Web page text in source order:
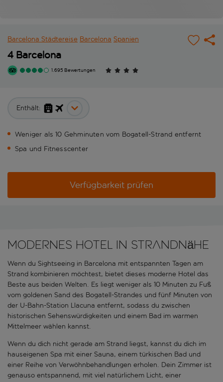
Barcelona Städtereise Barcelona Spanien
4 Barcelona
1.695 Bewertungen
Enthält:
Weniger als 10 Gehminuten vom Bogatell-Strand entfernt
Spa und Fitnesscenter
Verfügbarkeit prüfen
Modernes Hotel in Strandnähe
Wenn du Sightseeing in Barcelona mit entspannten Tagen am
Strand kombinieren möchtest, bietet dieses moderne Hotel das
Beste aus beiden Welten. Es liegt weniger als 10 Minuten zu Fuß
vom goldenen Sand des Bogatell-Strandes und fünf Minuten von
der U-Bahn-Station Llacuna entfernt, sodass du zwischen
historischen Sehenswürdigkeiten und einem Bad im warmen
Mittelmeer wählen kannst.
Wenn du dich nicht gerade am Strand liegst, kannst du dich im
hauseigenen Spa mit einer Sauna, einem türkischen Bad und
einer Reihe von Verwöhnbehandlungen erholen. Dein Zimmer ist
genauso entspannend, mit viel natürlichem Licht, einer